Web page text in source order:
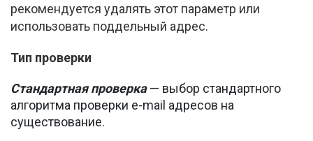
рекомендуется удалять этот параметр или
использовать поддельный адрес.
Тип проверки
Стандартная проверка— выбор стандартного
алгоритма проверки e-mail адресов на
существование.